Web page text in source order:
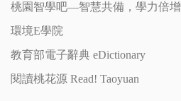
桃園智學吧—智慧共備，學力倍增
環境E學院
教育部電子辭典 eDictionary
閱讀桃花源 Read! Taoyuan